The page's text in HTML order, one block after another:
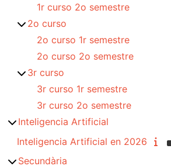
1r curso 2o semestre
2o curso
2o curso 1r semestre
2o curso 2o semestre
3r curso
3r curso 1r semestre
3r curso 2o semestre
Inteligencia Artificial
Inteligencia Artificial en 2026
Secundària